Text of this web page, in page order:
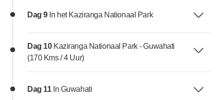
Dag 9 In het Kaziranga Nationaal Park
Dag 10 Kaziranga Nationaal Park - Guwahati
(170 Kms / 4 Uur)
Dag 11 In Guwahati